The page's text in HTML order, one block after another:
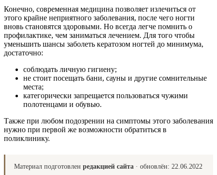
Конечно, современная медицина позволяет излечиться от
этого крайне неприятного заболевания, после чего ногти
вновь становятся здоровыми. Но всегда легче помнить о
профилактике, чем заниматься лечением. Для того чтобы
уменьшить шансы заболеть кератозом ногтей до минимума,
достаточно:
соблюдать личную гигиену;
не стоит посещать бани, сауны и другие сомнительные
места;
категорически запрещается пользоваться чужими
полотенцами и обувью.
Также при любом подозрении на симптомы этого заболевания
нужно при первой же возможности обратиться в
поликлинику.
Материал подготовлен редакцией сайта · обновлён: 22.06.2022